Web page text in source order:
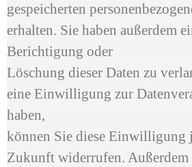
gespeicherten
erhalten. Sie haben außerdem
Berichtigung oder
Löschung dieser Daten zu
eine Einwilligung zur
haben,
können Sie diese Einwilligung
Zukunft widerrufen. Außerdem